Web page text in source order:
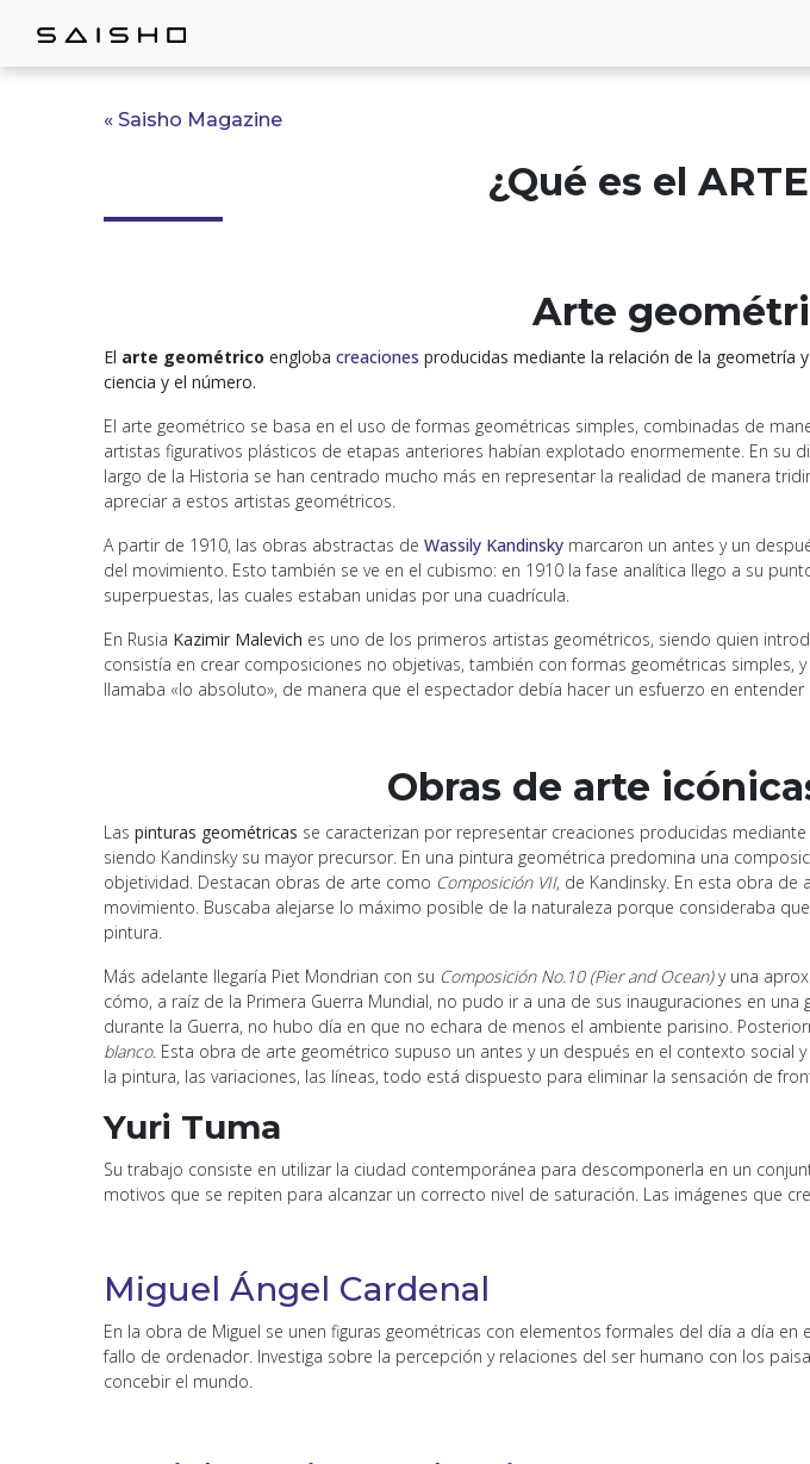
« Saisho Magazine
¿Qué es el
Arte
El arte geométrico engloba creaciones producidas mediante la relación de la geometría
ciencia y el número.
El arte geométrico se basa en el uso de formas geométricas simples, combinadas de
artistas figurativos plásticos de etapas anteriores habían explotado enormemente. En
largo de la Historia se han centrado mucho más en representar la realidad de manera
apreciar a estos artistas geométricos.
A partir de 1910, las obras abstractas de Wassily Kandinsky marcaron un antes y un
del movimiento. Esto también se ve en el cubismo: en 1910 la fase analítica llego a su
superpuestas, las cuales estaban unidas por una cuadrícula.
En Rusia Kazimir Malevich es uno de los primeros artistas geométricos, siendo quien
consistía en crear composiciones no objetivas, también con formas geométricas
llamaba «lo absoluto», de manera que el espectador debía hacer un esfuerzo en entender
Obras de arte
Las pinturas geométricas se caracterizan por representar creaciones producidas
siendo Kandinsky su mayor precursor. En una pintura geométrica predomina una
objetividad. Destacan obras de arte como Composición VII, de Kandinsky. En esta obra
movimiento. Buscaba alejarse lo máximo posible de la naturaleza porque consideraba
pintura.
Más adelante llegaría Piet Mondrian con su Composición No.10 (Pier and Ocean)y una
cómo, a raíz de la Primera Guerra Mundial, no pudo ir a una de sus inauguraciones en
durante la Guerra, no hubo día en que no echara de menos el ambiente parisino.
blanco. Esta obra de arte geométrico supuso un antes y un después en el contexto
la pintura, las variaciones, las líneas, todo está dispuesto para eliminar la sensación de
Yuri Tuma
Su trabajo consiste en utilizar la ciudad contemporánea para descomponerla en un
motivos que se repiten para alcanzar un correcto nivel de saturación. Las imágenes que
Miguel Ángel Cardenal
En la obra de Miguel se unen figuras geométricas con elementos formales del día a día
fallo de ordenador. Investiga sobre la percepción y relaciones del ser humano con los
concebir el mundo.